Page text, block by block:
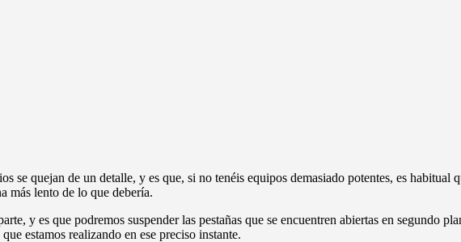
se quejan de un detalle, y es que, si no tenéis equipos demasiado potentes, es habitual
más lento de lo que debería.
y es que podremos suspender las pestañas que se encuentren abiertas en segundo
estamos realizando en ese preciso instante.